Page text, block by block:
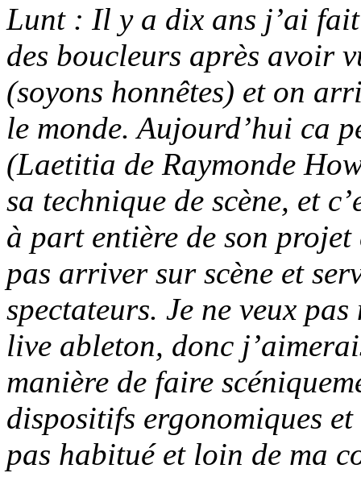
Lunt : Il y a dix ans j’ai
des boucleurs après avoir
(soyons honnêtes) et on
le monde. Aujourd’hui ca
(Laetitia de Raymonde
sa technique de scène, et
à part entière de son projet
pas arriver sur scène et
spectateurs. Je ne veux
live ableton, donc
manière de faire
dispositifs ergonomiques
pas habitué et loin de ma